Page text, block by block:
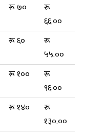
रू ७०
रू
६६.००
रू ६०
रू
५५.००
रू १००
रू
९६.००
रू १४०
रू
१३०.००